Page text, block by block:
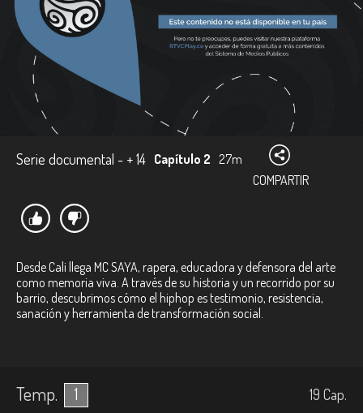
Serie documental - + 14 Capítulo 2 27m
COMPARTIR
Desde Cali llega MC SAYA, rapera, educadora y defensora del arte
como memoria viva. A través de su historia y un recorrido por su
barrio, descubrimos cómo el hiphop es testimonio, resistencia,
sanación y herramienta de transformación social.
Temp. 1 19 Cap.